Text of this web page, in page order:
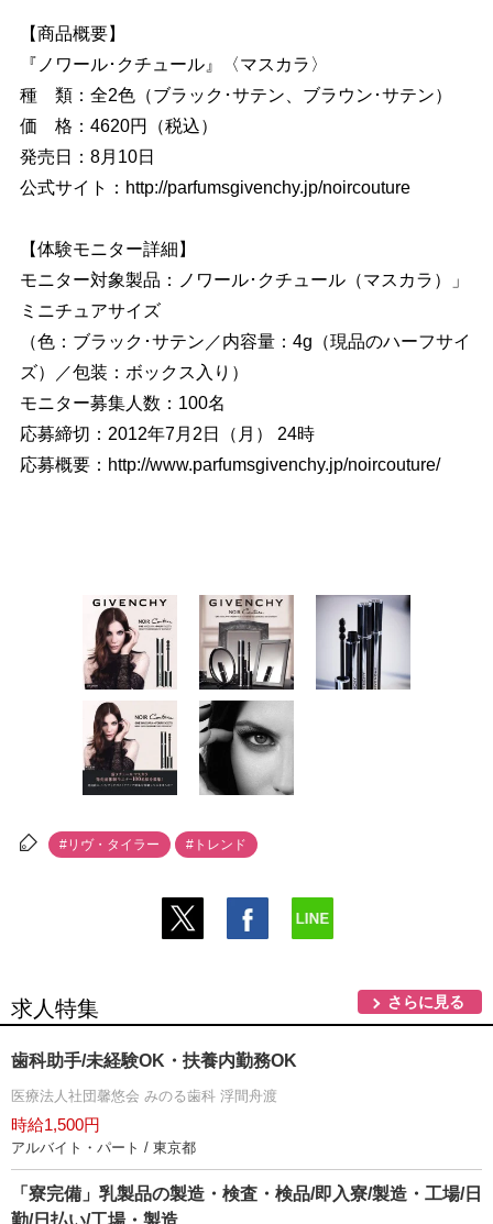
【商品概要】
『ノワール･クチュール』〈マスカラ〉
種 類：全2色（ブラック･サテン、ブラウン･サテン）
価 格：4620円（税込）
発売日：8月10日
公式サイト：http://parfumsgivenchy.jp/noircouture
【体験モニター詳細】
モニター対象製品：ノワール･クチュール（マスカラ）」
ミニチュアサイズ
（色：ブラック･サテン／内容量：4g（現品のハーフサイ
ズ）／包装：ボックス入り）
モニター募集人数：100名
応募締切：2012年7月2日（月） 24時
応募概要：http://www.parfumsgivenchy.jp/noircouture/
#リヴ・タイラー #トレンド
求人特集 さらに見る
歯科助手/未経験OK・扶養内勤務OK
医療法人社団馨悠会 みのる歯科 浮間舟渡
時給1,500円
アルバイト・パート / 東京都
「寮完備」乳製品の製造・検査・検品/即入寮/製造・工場/日
勤/日払い/工場・製造